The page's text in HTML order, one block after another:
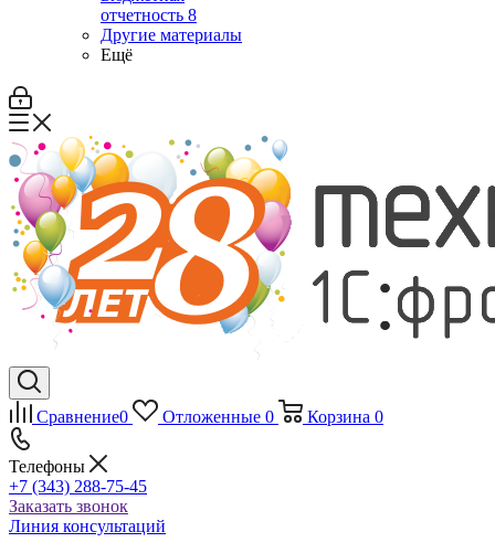
отчетность 8
Другие материалы
Ещё
Сравнение0 Отложенные 0 Корзина 0
Телефоны
+7 (343) 288-75-45
Заказать звонок
Линия консультаций